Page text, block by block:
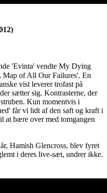
'Evinta' vendte My Dying
Map of All Our Failures'. En
vist leverer trofast på
sætter sig. Kontrasterne, der
Kun momentvis i
får vi lidt af den saft og kraft i
at bære over med tomgangen
Hamish Glencross, blev fyret
i deres live-sæt, undrer ikke.